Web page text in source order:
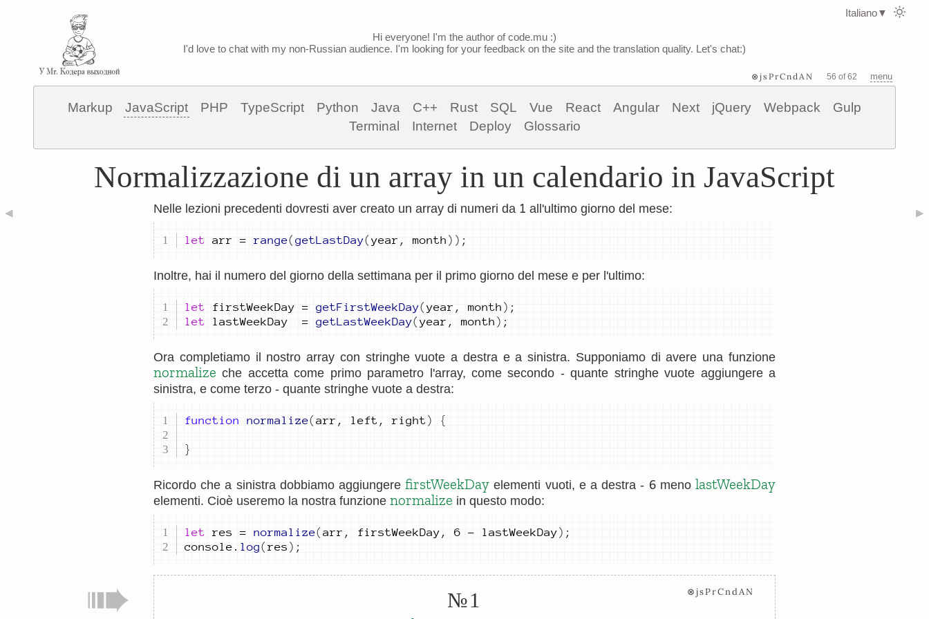
Hi everyone! I'm the author of code.mu :)
I'd love to chat with my non-Russian audience. I'm looking for your feedback on the site and the translation quality. Let's chat:)
⊗jsPrCndAN 56 of 62 menu
Markup JavaScript PHP TypeScript Python Java C++ Rust SQL Vue React Angular Next jQuery Webpack
Gulp
Terminal
Internet Deploy Glossario
◀ ▶
Normalizzazione di un array in un calendario in JavaScript
Nelle lezioni precedenti dovresti aver creato un array di numeri da 1 all'ultimo giorno del mese:
let arr = range( getLastDay( year , month )) ;
Inoltre, hai il numero del giorno della settimana per il primo giorno del mese e per l'ultimo:
let firstWeekDay = getFirstWeekDay( year , month ) ;
let
lastWeekDay = getLastWeekDay( year , month ) ;
Ora completiamo il nostro array con stringhe vuote a destra e a sinistra. Supponiamo di avere una funzione
normalize che accetta come primo parametro l'array, come secondo - quante stringhe vuote aggiungere a
sinistra, e come terzo - quante stringhe vuote a destra:
function normalize( arr , left , right) {
}
Ricordo che a sinistra dobbiamo aggiungerefirstWeekDay elementi vuoti, e a destra - 6menolastWeekDay
elementi. Cioè useremo la nostra funzione normalize in questo modo:
let res = normalize( arr , firstWeekDay , 6 - lastWeekDay) ;
console . log( res ) ;
№1 ⊗jsPrCndAN
Italiano▼